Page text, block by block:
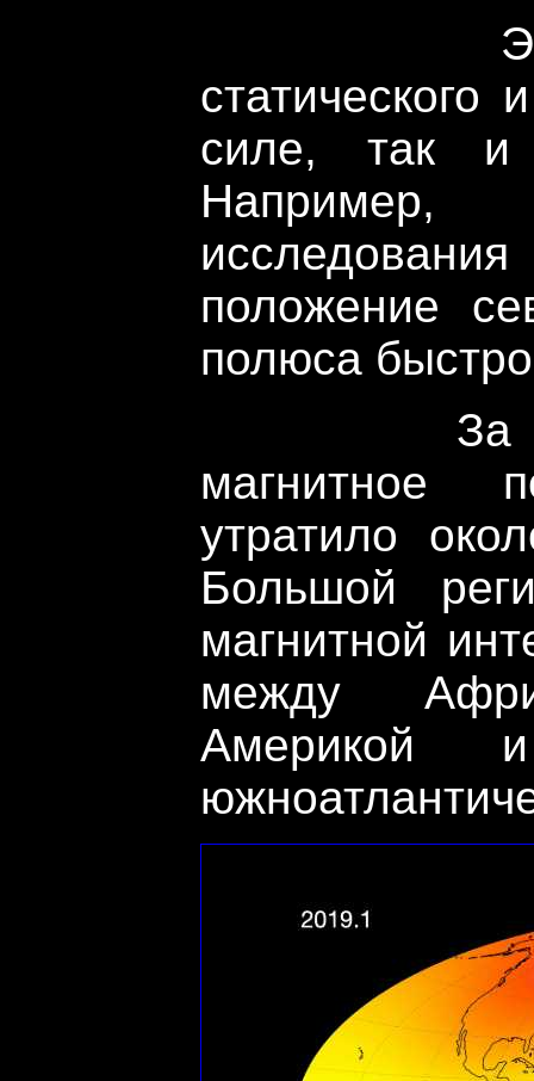
Это
статического
силе, так и
положение
полюса
За
магнитное
утратило
Большой
магнитной
между
Америкой